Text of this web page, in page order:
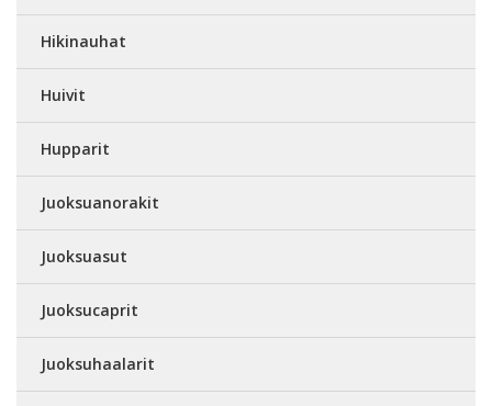
Hikinauhat
Huivit
Hupparit
Juoksuanorakit
Juoksuasut
Juoksucaprit
Juoksuhaalarit